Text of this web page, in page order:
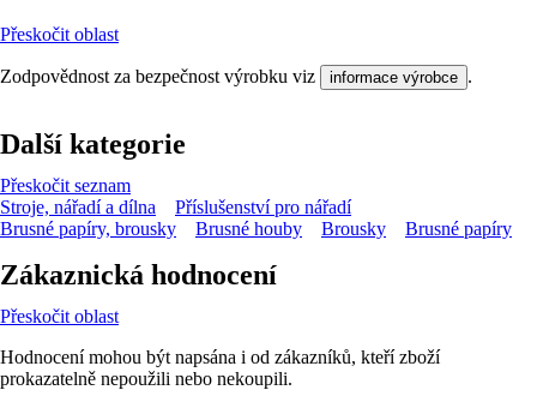
Přeskočit oblast
Zodpovědnost za bezpečnost výrobku viz informace výrobce .
Další kategorie
Přeskočit seznam
Stroje, nářadí a dílna
Příslušenství pro nářadí
Brusné papíry, brousky
Brusné houby Brousky Brusné papíry
Zákaznická hodnocení
Přeskočit oblast
Hodnocení mohou být napsána i od zákazníků, kteří zboží
prokazatelně nepoužili nebo nekoupili.